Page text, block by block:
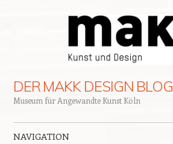
DER MAKK DESIGN BLOG
Museum für Angewandte Kunst Köln
NAVIGATION